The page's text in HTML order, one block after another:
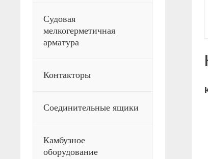
Судовая
мелкогерметичная
арматура
Контакторы
Соединительные ящики
Камбузное
оборудование